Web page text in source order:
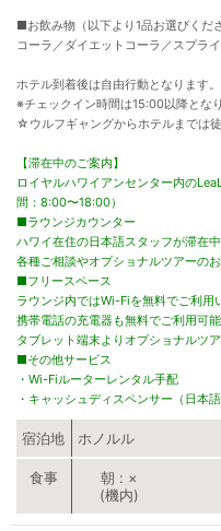
■お飲み物（以下より1品お選びくださ
コーラ／ダイエットコーラ／スプラ
ホテル到着後は自由行動となります
※チェックイン時間は15:00以降とな
☆ウルフギャングからホテルまでは
【滞在中のご案内】
ロイヤルハワイアンセンター内の
間：8:00〜18:00）
■ラウンジカウンター
ハワイ在住の日本語スタッフが滞在
各種ご相談やオプショナルツアーの
■フリースペース
ラウンジ内ではWi-Fiを無料でご利用
携帯電話の充電器も無料でご利用可能
タブレット端末よりオプショナルツ
■その他サービス
・Wi-Fiルーターレンタル手配
・キャッシュディスペンサー（日本語
宿泊地 ホノルル
朝
×
(機内)